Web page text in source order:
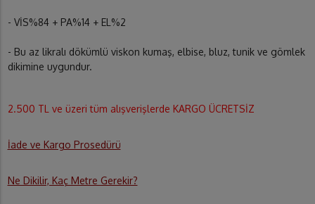
- VİS%84 + PA%14 + EL%2
- Bu az likralı dökümlü viskon kumaş, elbise, bluz, tunik ve gömlek
dikimine uygundur.
2.500 TL ve üzeri tüm alışverişlerde KARGO ÜCRETSİZ
İade ve Kargo Prosedürü
Ne Dikilir, Kaç Metre Gerekir?